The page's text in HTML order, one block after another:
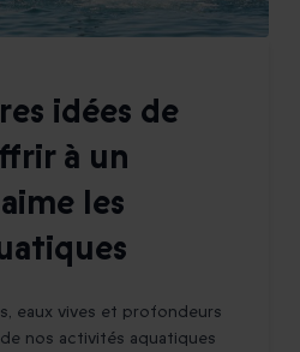
idées de
à un
les
eaux vives et profondeurs
nos activités aquatiques